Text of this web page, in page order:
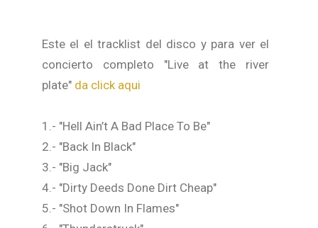
Este el el tracklist del disco y para ver el
concierto completo "Live at the river
plate" da click aqui
1.- "Hell Ain’t A Bad Place To Be"
2.- "Back In Black"
3.- "Big Jack"
4.- "Dirty Deeds Done Dirt Cheap"
5.- "Shot Down In Flames"